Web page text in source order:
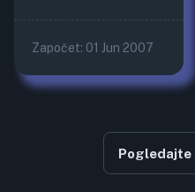
Započet: 01 Jun 2007
Pogledajte